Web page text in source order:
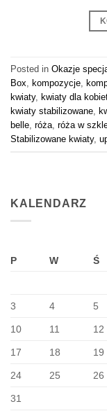
Posted in Okazje
Box kompozycje
kwiaty, kwiaty dla
kwiaty stabilizowane
belle róża róża w
Stabilizowane kwiaty,
KALENDARZ
P W Ś
3 4 5
10 11 12
17 18 19
24 25 26
31